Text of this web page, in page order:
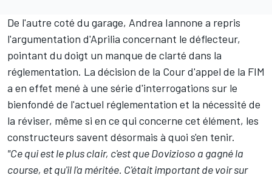
De l'autre coté du garage, Andrea Iannone a repris
l'argumentation d'Aprilia concernant le déflecteur,
pointant du doigt un manque de clarté dans la
réglementation. La décision de la Cour d'appel de la FIM
a en effet mené à une série d'interrogations sur le
bienfondé de l'actuel réglementation et la nécessité de
la réviser, même si en ce qui concerne cet élément, les
constructeurs savent désormais à quoi s'en tenir.
"Ce qui est le plus clair, c'est que Dovizioso a gagné la
course, et qu'il l'a méritée. C'était important de voir sur